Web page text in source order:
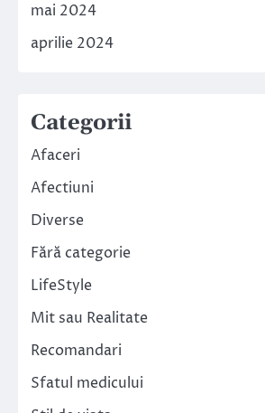
mai 2024
aprilie 2024
Categorii
Afaceri
Afectiuni
Diverse
Fără categorie
LifeStyle
Mit sau Realitate
Recomandari
Sfatul medicului